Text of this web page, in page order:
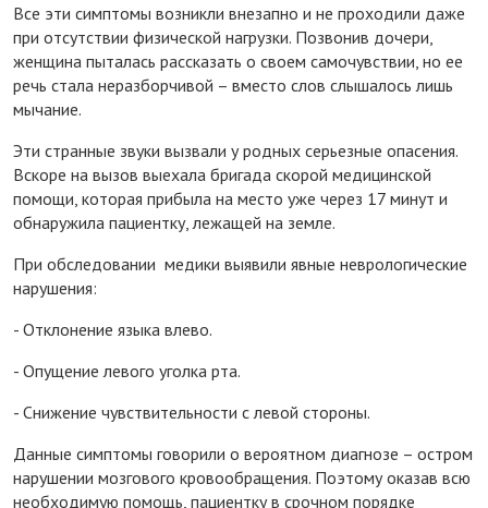
Все эти симптомы возникли внезапно и не проходили даже
при отсутствии физической нагрузки. Позвонив дочери,
женщина пыталась рассказать о своем самочувствии, но ее
речь стала неразборчивой – вместо слов слышалось лишь
мычание.
Эти странные звуки вызвали у родных серьезные опасения.
Вскоре на вызов выехала бригада скорой медицинской
помощи, которая прибыла на место уже через 17 минут и
обнаружила пациентку, лежащей на земле.
При обследовании медики выявили явные неврологические
нарушения:
- Отклонение языка влево.
- Опущение левого уголка рта.
- Снижение чувствительности с левой стороны.
Данные симптомы говорили о вероятном диагнозе – остром
нарушении мозгового кровообращения. Поэтому оказав всю
необходимую помощь, пациентку в срочном порядке